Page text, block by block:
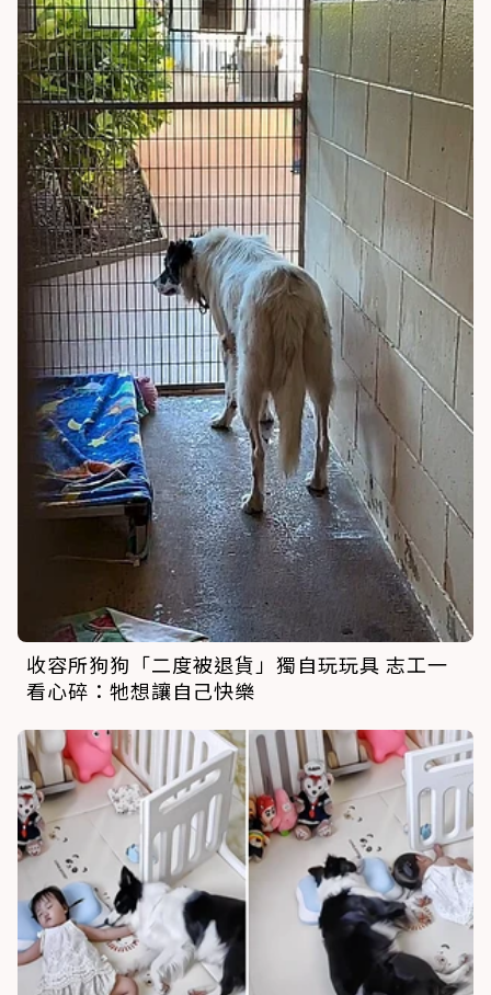
收容所狗狗「二度被退貨」獨自玩玩具 志工一
看心碎：牠想讓自己快樂